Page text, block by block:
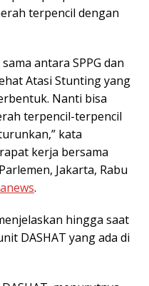
terpencil dengan
antara SPPG dan
Atasi Stunting yang
Nanti bisa
terpencil-terpencil
kata
kerja bersama
Jakarta, Rabu
.
hingga saat
DASHAT yang ada di